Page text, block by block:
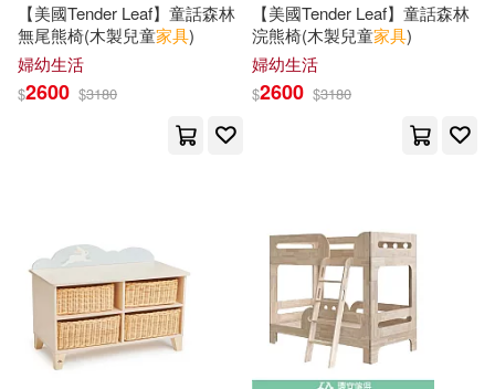
Hayden(11) Holloway(11)
Litchfield(11) Smith(11)
理察・歐斯曼(11)
Anonymous(10) Cook(10)
Random House Inc(23)
KADOKAWA(22)
機械工業出版社(21) 臉譜(21)
Universal(20)
作者/演唱/譯/編/繪(15)
-
【美國Tender Leaf】童話森林
無尾熊椅(木製兒童家具)
婦幼生活
$2600 $3180
【美國Tender Leaf】童話森林
浣熊椅(木製兒童家具)
婦幼生活
$2600 $3180